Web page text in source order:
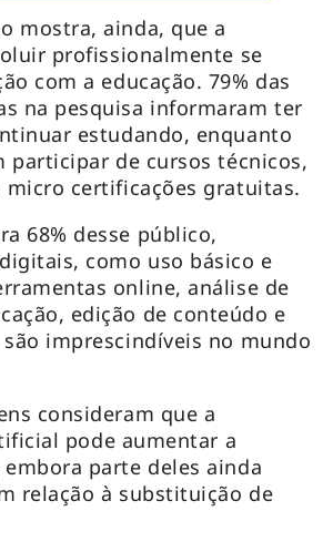
mostra, ainda, que a
profissionalmente se
com a educação. 79% das
na pesquisa informaram ter
estudando, enquanto
participar de cursos técnicos,
micro certificações gratuitas.
68% desse público,
como uso básico e
online, análise de
edição de conteúdo e
imprescindíveis no mundo
consideram que a
pode aumentar a
parte deles ainda
relação à substituição de